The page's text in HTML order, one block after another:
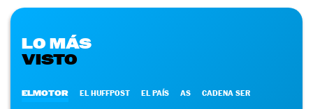
LO MÁS
VISTO
ELMOTOR EL HUFFPOST EL PAÍS AS CADENA SER